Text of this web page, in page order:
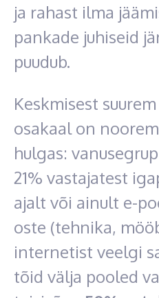
ja rahast ilma
pankade juhiseid
puudub.
Keskmisest
osakaal on
hulgas:
21% vastajatest
ajalt või ainult e-
oste (tehnika,
internetist veelgi
tõid välja pooled